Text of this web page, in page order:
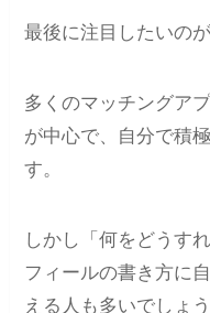
最後に注目したいの
多くのマッチングア
が中心で、自分で積
す。
しかし「何をどうす
フィールの書き方に
える人も多いでしょう